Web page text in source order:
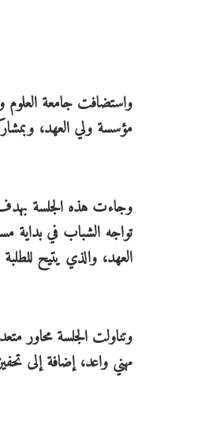
واستضافت جامعة العلوم
مؤسسة ولي العهد،
وجاءت هذه الجلسة بهدف
تواجه الشباب في بداية
العهد، والذي يتيح
وتناولت الجلسة محاور
مهني واعد، إضافة إلى